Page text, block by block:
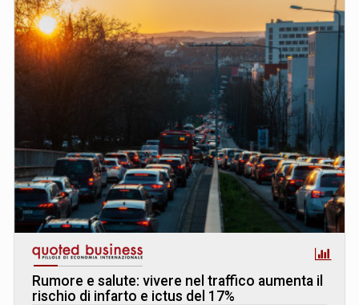
Rumore e salute: vivere nel traffico aumenta il
rischio di infarto e ictus del 17%